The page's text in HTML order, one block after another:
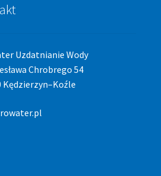
Uzdatnianie Wody
Chrobrego 54
Kędzierzyn–Koźle